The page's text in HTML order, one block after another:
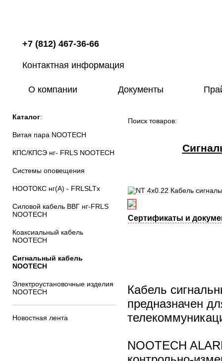
+7 (812) 467-36-66
Контактная информация
О компании Документы
Каталог:
Витая пара NOOTECH
КПС/КПСЭ нг- FRLS NOOTECH
Системы оповещения
НООТОКС нг(А) - FRLSLTx
Силовой кабель ВВГ нг-FRLS
NOOTECH
Коаксиальный кабель
NOOTECH
Сигнальный кабель
NOOTECH
Электроустановочные изделия
NOOTECH
Новостная лента
Поиск товаров:
Сертификаты и
Кабель
предназначен
NOOTECH